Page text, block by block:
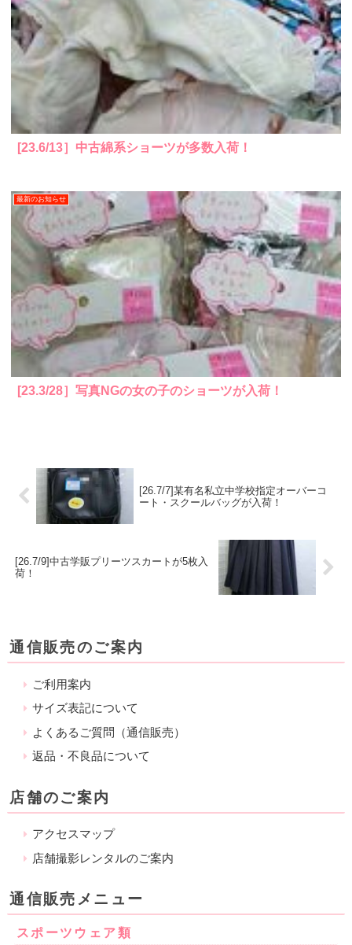
[23.6/13］中古綿系ショーツが多数入荷！
最新のお知らせ
[23.3/28］写真NGの女の子のショーツが入荷！
[26.7/7]某有名私立中学校指定オーバーコ
ート・スクールバッグが入荷！
[26.7/9]中古学販プリーツスカートが5枚入
荷！
通信販売のご案内
ご利用案内
サイズ表記について
よくあるご質問（通信販売）
返品・不良品について
店舗のご案内
アクセスマップ
店舗撮影レンタルのご案内
通信販売メニュー
スポーツウェア類